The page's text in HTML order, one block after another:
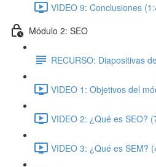
VIDEO 9: Conclusiones
Módulo 2: SEO
RECURSO: Diapositivas
VIDEO 1: Objetivos del
VIDEO 2: ¿Qué es SEO?
VIDEO 3: ¿Qué es SEM?